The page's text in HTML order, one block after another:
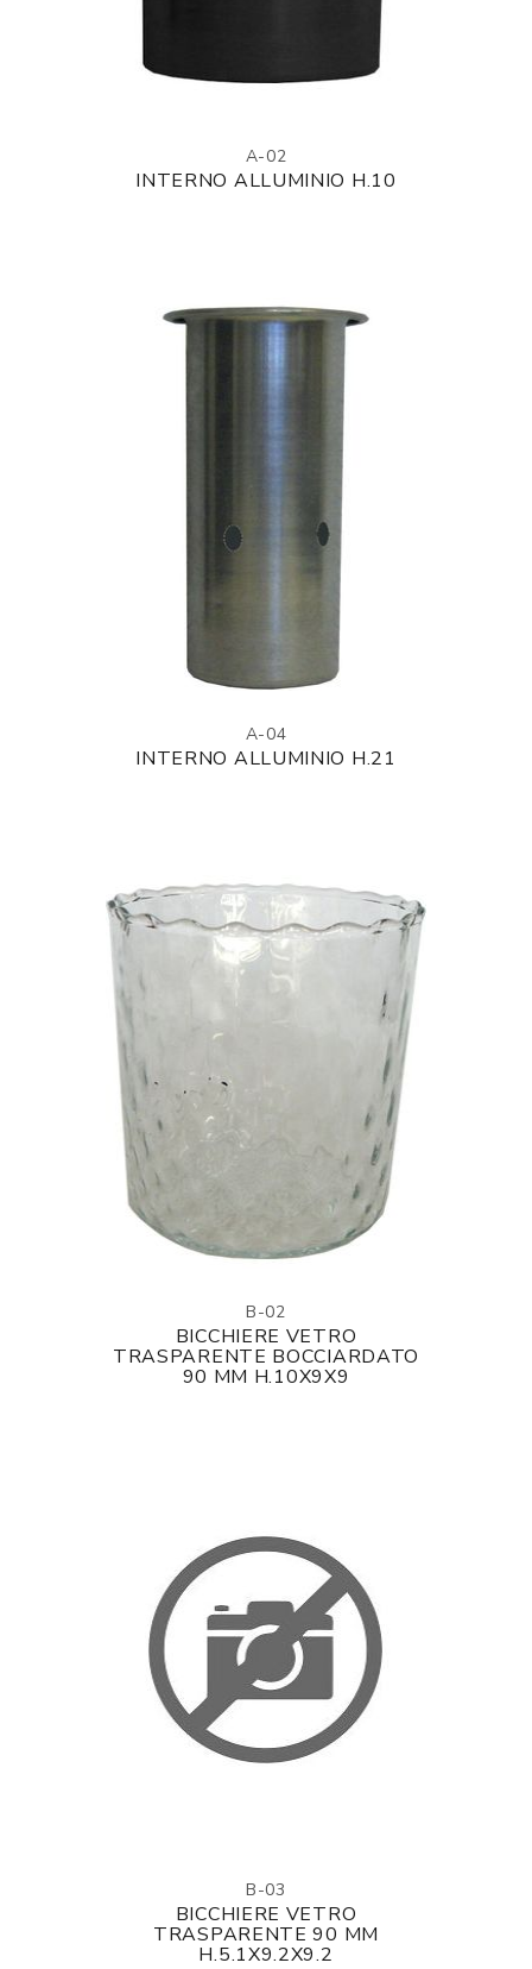
A-02
INTERNO ALLUMINIO H.10
A-04
INTERNO ALLUMINIO H.21
B-02
BICCHIERE VETRO
TRASPARENTE BOCCIARDATO
90 MM H.10X9X9
B-03
BICCHIERE VETRO
TRASPARENTE 90 MM
H.5.1X9.2X9.2